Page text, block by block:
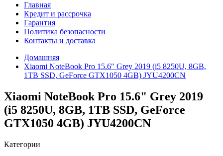
Главная
Кредит и рассрочка
Гарантия
Политика безопасности
Контакты и доставка
Домашняя
Xiaomi NoteBook Pro 15.6" Grey 2019 (i5 8250U, 8GB,
1TB SSD, GeForce GTX1050 4GB) JYU4200CN
Xiaomi NoteBook Pro 15.6" Grey 2019
(i5 8250U, 8GB, 1TB SSD, GeForce
GTX1050 4GB) JYU4200CN
Категории